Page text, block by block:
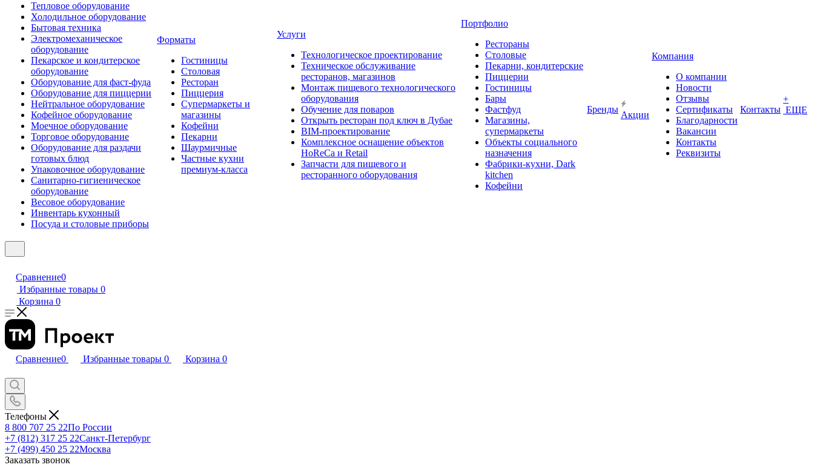
Тепловое оборудование
Холодильное оборудование
Бытовая техника
Электромеханическое
оборудование
Пекарское и кондитерское
оборудование
Оборудование для фаст-фуда
Оборудование для пиццерии
Нейтральное оборудование
Кофейное оборудование
Моечное оборудование
Торговое оборудование
Оборудование для раздачи
готовых блюд
Упаковочное оборудование
Санитарно-гигиеническое
оборудование
Весовое оборудование
Инвентарь кухонный
Посуда и столовые приборы
Форматы
Гостиницы
Столовая
Ресторан
Пиццерия
Супермаркеты и
магазины
Кофейни
Пекарни
Шаурмичные
Частные кухни
премиум-класса
Услуги
Технологическое проектирование
Техническое обслуживание
ресторанов, магазинов
Монтаж пищевого технологического
оборудования
Обучение для поваров
Открыть ресторан под ключ в Дубае
BIM-проектирование
Комплексное оснащение объектов
HoReCa и Retail
Запчасти для пищевого и
ресторанного оборудования
Портфолио
Рестораны
Столовые
Пекарни, кондитерские
Пиццерии
Гостиницы
Бары
Фастфуд
Магазины,
супермаркеты
Объекты социального
назначения
Фабрики-кухни, Dark
kitchen
Кофейни
Бренды
Акции
Компания
О компании
Новости
Отзывы
Сертификаты
Благодарности
Вакансии
Контакты
Реквизиты
Контакты
+
ЕЩЕ
Сравнение0
Избранные товары 0
Корзина 0
Сравнение0 Избранные товары 0 Корзина 0
Телефоны
8 800 707 25 22По России
+7 (812) 317 25 22Санкт-Петербург
+7 (499) 450 25 22Москва
Заказать звонок